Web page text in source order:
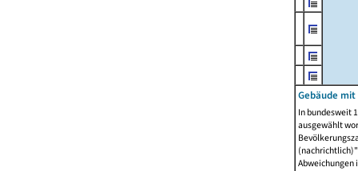
Gebäude
In bundesweit
ausgewählt
Abweichungen